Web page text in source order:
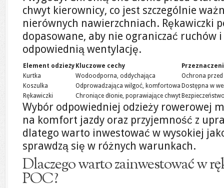
chwyt kierownicy, co jest szczególnie
nierównych nawierzchniach. Rękawiczki
dopasowane, aby nie ograniczać ruchów
odpowiednią wentylację.
Element odzieży Kluczowe cechy
Kurtka
Wodoodporna, oddychająca
Ochrona
Koszulka
Odprowadzająca wilgoć, komfortowa Dostępna w
Rękawiczki
Chroniące dłonie, poprawiające chwyt
Wybór odpowiedniej odzieży rowerowej
na komfort jazdy oraz przyjemność z
dlatego warto inwestować w wysokiej
sprawdzą się w różnych warunkach.
Dlaczego warto zainwestować w
POC?